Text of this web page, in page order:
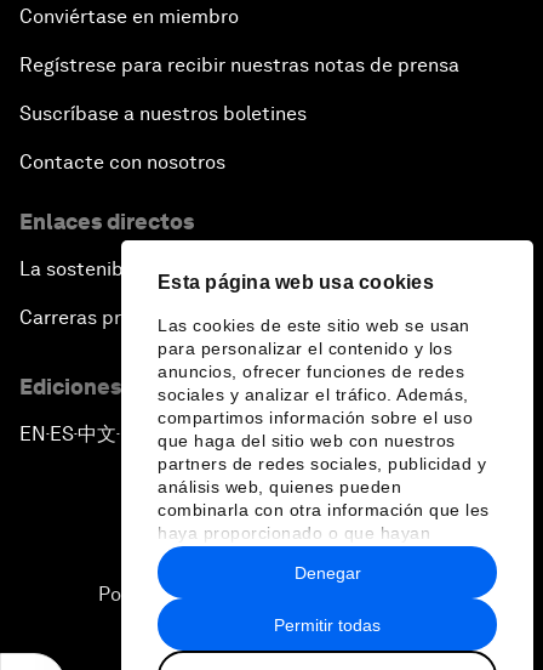
Esta página web usa cookies
Las cookies de este sitio web se usan
para personalizar el contenido y los
anuncios, ofrecer funciones de redes
sociales y analizar el tráfico. Además,
compartimos información sobre el uso
que haga del sitio web con nuestros
partners de redes sociales, publicidad y
análisis web, quienes pueden
combinarla con otra información que les
haya proporcionado o que hayan
recopilado a partir del uso que haya
hecho de sus servicios.
Permitir todas
Denegar
Conviértase en miembro
Regístrese para recibir nuestras notas de prensa
Suscríbase a nuestros boletines
Contacte con nosotros
Enlaces directos
La sostenibilidad en el Foro
Carreras profesionales
Ediciones en otros idiomas
EN ▪ES▪中文▪ 日本語
Política de privacidad y normas de uso
Sitemap